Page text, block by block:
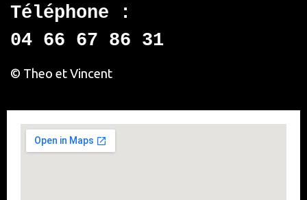
Téléphone :
04 66 67 86 31
© Theo et Vincent